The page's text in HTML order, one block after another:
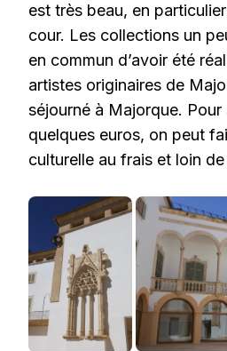
est très beau, en
cour. Les collections un
en commun d’avoir été
artistes originaires de
séjourné à Majorque. Pour
quelques euros, on peut
culturelle au frais et loin